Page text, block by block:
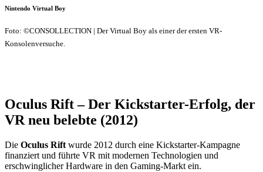
Nintendo Virtual Boy
Foto: ©CONSOLLECTION | Der Virtual Boy als einer der ersten VR-
Konsolenversuche.
Oculus Rift – Der Kickstarter-Erfolg, der
VR neu belebte (2012)
Die Oculus Rift wurde 2012 durch eine Kickstarter-Kampagne
finanziert und führte VR mit modernen Technologien und
erschwinglicher Hardware in den Gaming-Markt ein.